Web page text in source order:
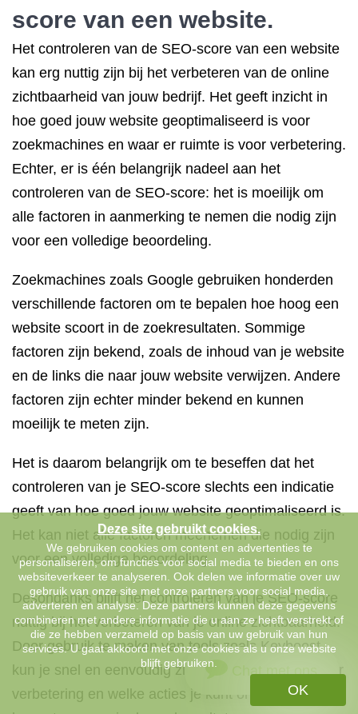
score van een website.
Het controleren van de SEO-score van een website
kan erg nuttig zijn bij het verbeteren van de online
zichtbaarheid van jouw bedrijf. Het geeft inzicht in
hoe goed jouw website geoptimaliseerd is voor
zoekmachines en waar er ruimte is voor verbetering.
Echter, er is één belangrijk nadeel aan het
controleren van de SEO-score: het is moeilijk om
alle factoren in aanmerking te nemen die nodig zijn
voor een volledige beoordeling.
Zoekmachines zoals Google gebruiken honderden
verschillende factoren om te bepalen hoe hoog een
website scoort in de zoekresultaten. Sommige
factoren zijn bekend, zoals de inhoud van je website
en de links die naar jouw website verwijzen. Andere
factoren zijn echter minder bekend en kunnen
moeilijk te meten zijn.
Het is daarom belangrijk om te beseffen dat het
controleren van je SEO-score slechts een indicatie
geeft van hoe goed jouw website geoptimaliseerd is.
Het kan niet alle factoren meenemen die nodig zijn
voor een volledige beoordeling.
Desondanks blijft het controleren van je SEO-score
nuttig bij het verbeteren van je online zichtbaarheid.
Door gebruik te maken van tools zoals Keyboost
kun je snel en eenvoudig zien waar er ruimte is voor
verbetering en welke acties je kunt ondernemen om
Chat met ons
Deze site gebruikt cookies.
We gebruiken cookies om content en advertenties te
personaliseren, om functies voor social media te bieden en ons
websiteverkeer te analyseren. Ook delen we informatie over uw
gebruik van onze site met onze partners voor social media,
adverteren en analyse. Deze partners kunnen deze gegevens
combineren met andere informatie die u aan ze heeft verstrekt of
die ze hebben verzameld op basis van uw gebruik van hun
services. U gaat akkoord met onze cookies als u onze website
blijft gebruiken.
OK